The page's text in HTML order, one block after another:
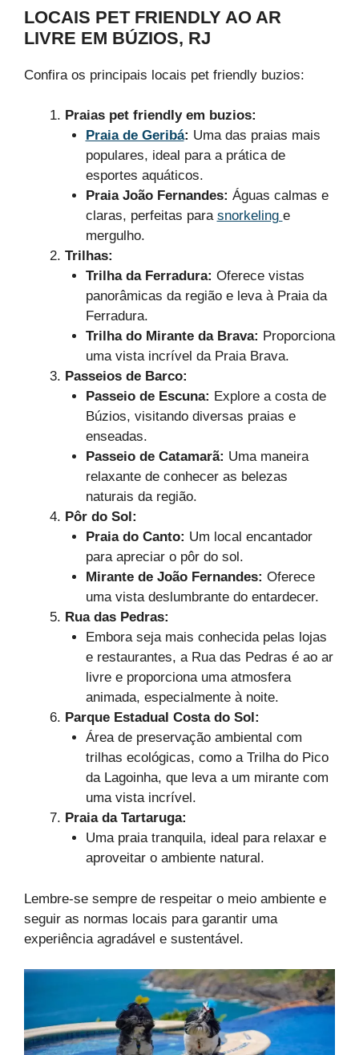
LOCAIS PET FRIENDLY AO AR
LIVRE EM BÚZIOS, RJ
Confira os principais locais pet friendly buzios:
Praias pet friendly em buzios:
Praia de Geribá: Uma das praias mais
populares, ideal para a prática de
esportes aquáticos.
Praia João Fernandes: Águas calmas e
claras, perfeitas para snorkeling e
mergulho.
Trilhas:
Trilha da Ferradura: Oferece vistas
panorâmicas da região e leva à Praia da
Ferradura.
Trilha do Mirante da Brava: Proporciona
uma vista incrível da Praia Brava.
Passeios de Barco:
Passeio de Escuna: Explore a costa de
Búzios, visitando diversas praias e
enseadas.
Passeio de Catamarã: Uma maneira
relaxante de conhecer as belezas
naturais da região.
Pôr do Sol:
Praia do Canto: Um local encantador
para apreciar o pôr do sol.
Mirante de João Fernandes: Oferece
uma vista deslumbrante do entardecer.
Rua das Pedras:
Embora seja mais conhecida pelas lojas
e restaurantes, a Rua das Pedras é ao ar
livre e proporciona uma atmosfera
animada, especialmente à noite.
Parque Estadual Costa do Sol:
Área de preservação ambiental com
trilhas ecológicas, como a Trilha do Pico
da Lagoinha, que leva a um mirante com
uma vista incrível.
Praia da Tartaruga:
Uma praia tranquila, ideal para relaxar e
aproveitar o ambiente natural.
Lembre-se sempre de respeitar o meio ambiente e
seguir as normas locais para garantir uma
experiência agradável e sustentável.